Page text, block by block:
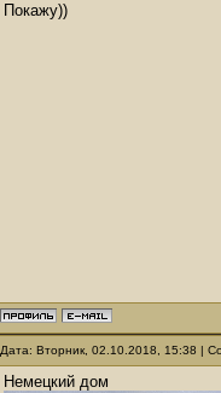
Покажу))
Дата: Вторник, 02.10.2018, 15:38 |
Немецкий дом